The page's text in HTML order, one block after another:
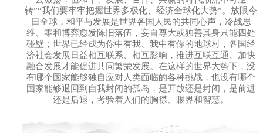
转”“我们要牢牢把握世界多极化、经济全球化大势”。放眼今
日全球，和平与发展是世界各国人民的共同心声，冷战思
维、零和博弈愈发陈旧落伍，妄自尊大或独善其身只能四处
碰壁；世界已经成为你中有我、我中有你的地球村，各国经
济社会发展日益相互联系、相互影响，推进互联互通、加快
融合发展才能促进共同繁荣发展。在这样的世界大势下，没
有哪个国家能够独自应对人类面临的各种挑战，也没有哪个
国家能够退回到自我封闭的孤岛，是开放还是封闭，是前进
还是后退，考验着人们的胸襟、眼界和智慧。